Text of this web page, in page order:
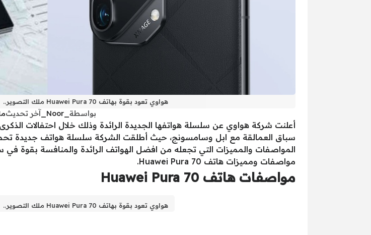
هواوي تعود بقوة بهاتف Huawei Pura 70 ملك التصوير.. ثورة جديدة في عالم الهواتف الذكية
بواسطة _Noor_ آخر تحديث
المواصفات والمميزات التي تجعله من افضل الهواتف الرائدة والمنافسة بقوة في
مواصفات ومميزات هاتف Huawei Pura 70.
مواصفات هاتف Huawei Pura 70
هواوي تعود بقوة بهاتف Huawei Pura 70 ملك التصوير.. ثورة جديدة في عالم الهواتف الذكية